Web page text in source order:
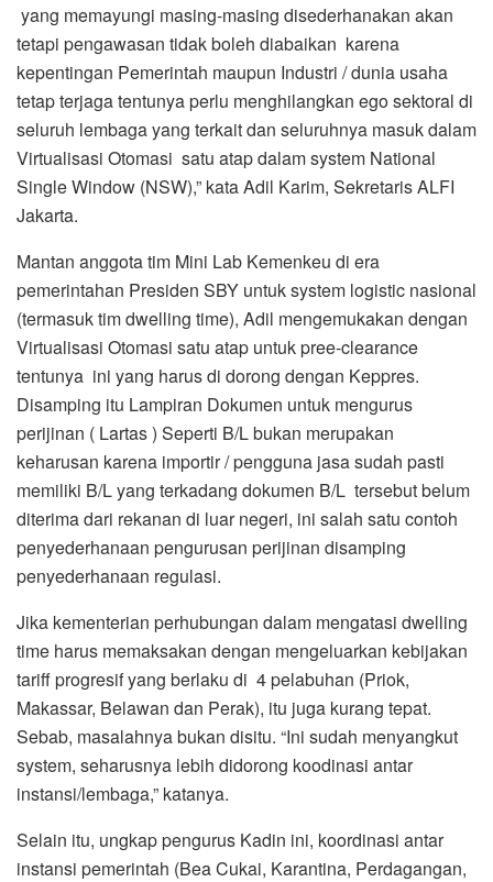
yang memayungi masing-masing disederhanakan akan
tetapi pengawasan tidak boleh diabaikan karena
kepentingan Pemerintah maupun Industri / dunia usaha
tetap terjaga tentunya perlu menghilangkan ego sektoral di
seluruh lembaga yang terkait dan seluruhnya masuk dalam
Virtualisasi Otomasi satu atap dalam system National
Single Window (NSW),” kata Adil Karim, Sekretaris ALFI
Jakarta.
Mantan anggota tim Mini Lab Kemenkeu di era
pemerintahan Presiden SBY untuk system logistic nasional
(termasuk tim dwelling time), Adil mengemukakan dengan
Virtualisasi Otomasi satu atap untuk pree-clearance
tentunya ini yang harus di dorong dengan Keppres.
Disamping itu Lampiran Dokumen untuk mengurus
perijinan ( Lartas ) Seperti B/L bukan merupakan
keharusan karena importir / pengguna jasa sudah pasti
memiliki B/L yang terkadang dokumen B/L tersebut belum
diterima dari rekanan di luar negeri, ini salah satu contoh
penyederhanaan pengurusan perijinan disamping
penyederhanaan regulasi.
Jika kementerian perhubungan dalam mengatasi dwelling
time harus memaksakan dengan mengeluarkan kebijakan
tariff progresif yang berlaku di 4 pelabuhan (Priok,
Makassar, Belawan dan Perak), itu juga kurang tepat.
Sebab, masalahnya bukan disitu. “Ini sudah menyangkut
system, seharusnya lebih didorong koodinasi antar
instansi/lembaga,” katanya.
Selain itu, ungkap pengurus Kadin ini, koordinasi antar
instansi pemerintah (Bea Cukai, Karantina, Perdagangan,